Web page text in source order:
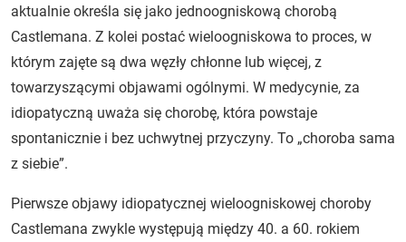
aktualnie określa się jako jednoogniskową chorobą
Castlemana. Z kolei postać wieloogniskowa to proces, w
którym zajęte są dwa węzły chłonne lub więcej, z
towarzyszącymi objawami ogólnymi. W medycynie, za
idiopatyczną uważa się chorobę, która powstaje
spontanicznie i bez uchwytnej przyczyny. To „choroba sama
z siebie”.
Pierwsze objawy idiopatycznej wieloogniskowej choroby
Castlemana zwykle występują między 40. a 60. rokiem